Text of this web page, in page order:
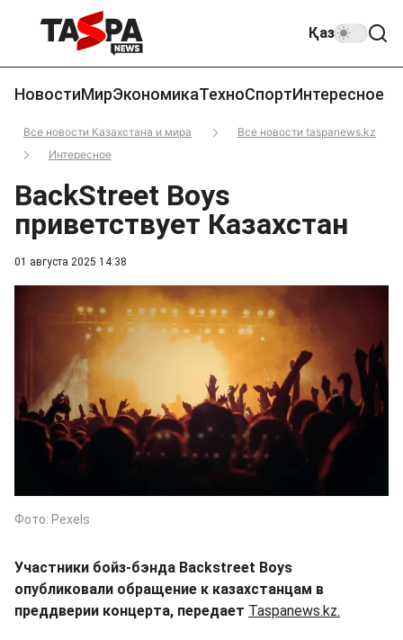
Қаз
НовостиМирЭкономикаТехноСпортИнтересное
Все новости Казахстана и мира
Все новости taspanews.kz
Интересное
01 августа 2025 14:38
BackStreet Boys
приветствует Казахстан
Фото: Pexels
Участники бойз-бэнда Backstreet Boys
опубликовали обращение к казахстанцам в
преддверии концерта, передает Taspanews.kz.